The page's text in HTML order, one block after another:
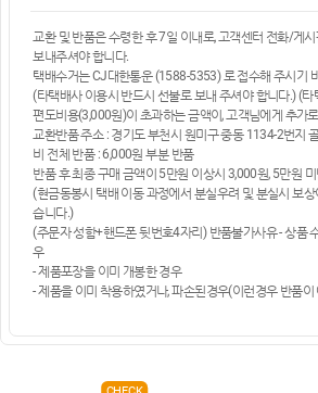
교환 및 반품은 수령한 후 7일 이내로, 고객센터 전화/게
보내주셔야 합니다.
택배수거는 CJ대한통운 (1588-5353) 로 접수해 주시기
(타택배사 이용시 반드시 선불로 보내 주셔야 합니다.) (
편도비용(3,000원)이 초과하는 금액이, 고객님에게 추가
교환반품 주소 : 경기도 부천시 원미구 중동 1134-2번지
비 전체 반품 : 6,000원 부분 반품
반품 후 최종 구매 금액이 5만원 이상시 3,000원, 5만원
(현금동봉시 택배 이동 과정에서 분실우려 및 분실시 보
습니다.)
(주문자 성함+핸드폰 뒷번호4자리) 반품불가사유 - 상품
우
- 제품포장을 이미 개봉한 경우
- 제품을 이미 착용하였거나, 파손된경우(이런경우 반품
CHECK